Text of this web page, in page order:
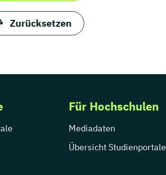
Zurücksetzen
Für Hochschulen
Mediadaten
Übersicht Studienportale